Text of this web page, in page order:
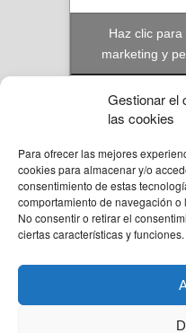
Gestionar el
las cookies
Para ofrecer las mejores
cookies para almacenar y/o
consentimiento de estas
comportamiento de navegación
No consentir o retirar el
ciertas características y funciones.
Haz clic
marketing y
© Reformas Unai Ordoñez 2023.